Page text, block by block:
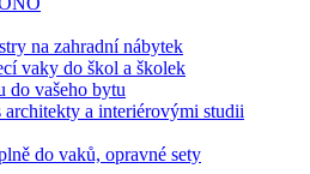
na zahradní nábytek
vaky do škol a školek
do vašeho bytu
architekty a interiérovými studii
do vaků, opravné sety